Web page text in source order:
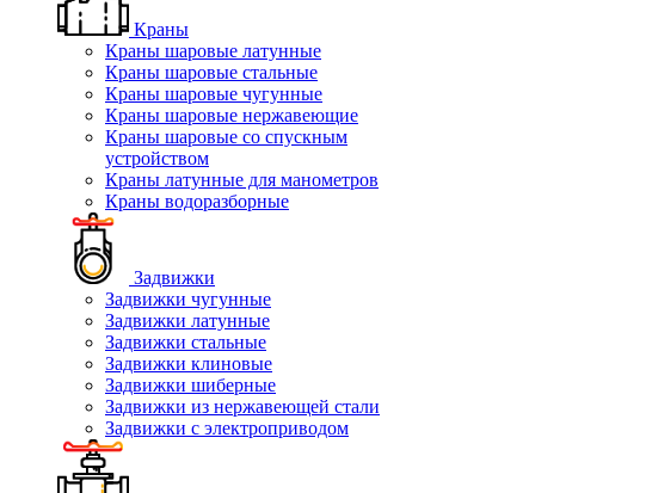
Краны
Краны шаровые латунные
Краны шаровые стальные
Краны шаровые чугунные
Краны шаровые нержавеющие
Краны шаровые со спускным
устройством
Краны латунные для манометров
Краны водоразборные
Задвижки
Задвижки чугунные
Задвижки латунные
Задвижки стальные
Задвижки клиновые
Задвижки шиберные
Задвижки из нержавеющей стали
Задвижки с электроприводом